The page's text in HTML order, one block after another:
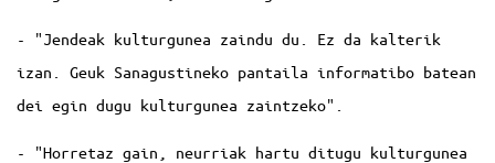
- "Jendeak kulturgunea zaindu du. Ez da kalterik
izan. Geuk Sanagustineko pantaila informatibo batean
dei egin dugu kulturgunea zaintzeko".
- "Horretaz gain, neurriak hartu ditugu kulturgunea